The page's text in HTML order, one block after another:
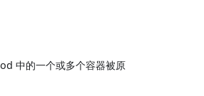
中的一个或多个容器被原